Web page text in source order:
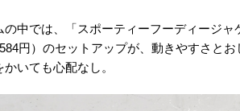
の中では、「スポーティーフーディージ
円）のセットアップが、動きやすさと
いても心配なし。